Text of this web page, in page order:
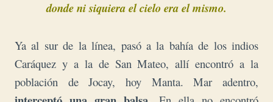
donde ni siquiera el cielo era el mismo.
Ya al sur de la línea, pasó a la bahía de los indios
Caráquez y a la de San Mateo, allí encontró a la
población de Jocay, hoy Manta. Mar adentro,